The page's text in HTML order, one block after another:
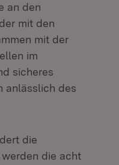
an den
mit den
mit der
im
sicheres
anlässlich des
die
die acht